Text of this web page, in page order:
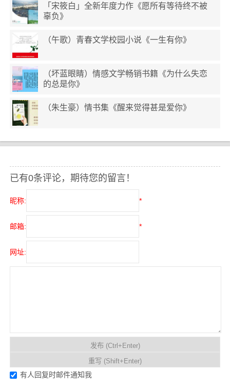
「宋筱白」全新年度力作《愿所有等待终不被
辜负》
（午歌）青春文学校园小说《一生有你》
（坏蓝眼睛）情感文学畅销书籍《为什么失恋
的总是你》
（朱生豪）情书集《醒来觉得甚是爱你》
已有0条评论，期待您的留言！
昵称: *
邮箱: *
网址:
有人回复时邮件通知我